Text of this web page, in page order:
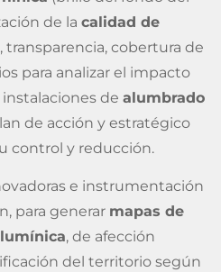
de la calidad de
transparencia, cobertura de
para analizar el impacto
de alumbrado
de acción y estratégico
control y reducción.
e instrumentación
para generar mapas de
, de afección
del territorio según